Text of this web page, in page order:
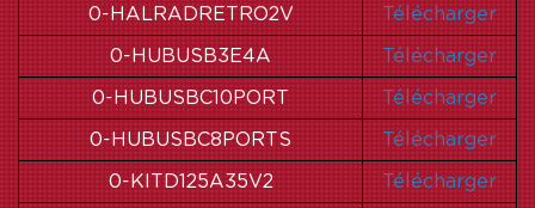
0-HALRADRETRO2V Télécharger
0-HUBUSB3E4A Télécharger
0-HUBUSBC10PORT Télécharger
0-HUBUSBC8PORTS Télécharger
0-KITD125A35V2 Télécharger